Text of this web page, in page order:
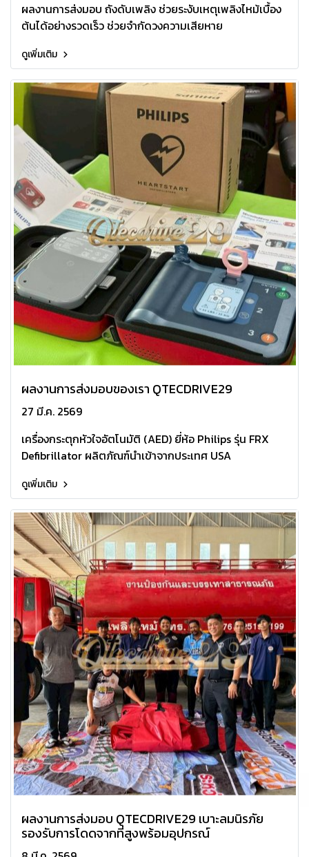
ผลงานการส่งมอบ ถังดับเพลิง ช่วยระงับเหตุเพลิงไหม้เบื้อง
ต้นได้อย่างรวดเร็ว ช่วยจำกัดวงความเสียหาย
ดูเพิ่มเติม
ผลงานการส่งมอบของเรา QTECDRIVE29
27 มี.ค. 2569
เครื่องกระตุกหัวใจอัตโนมัติ (AED) ยี่ห้อ Philips รุ่น FRX
Defibrillator ผลิตภัณฑ์นำเข้าจากประเทศ USA
ดูเพิ่มเติม
ผลงานการส่งมอบ QTECDRIVE29 เบาะลมนิรภัย
รองรับการโดดจากที่สูงพร้อมอุปกรณ์️